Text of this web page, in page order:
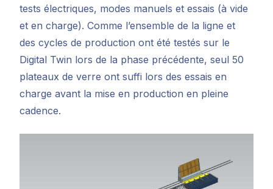
tests électriques, modes manuels et essais (à vide
et en charge). Comme l’ensemble de la ligne et
des cycles de production ont été testés sur le
Digital Twin lors de la phase précédente, seul 50
plateaux de verre ont suffi lors des essais en
charge avant la mise en production en pleine
cadence.